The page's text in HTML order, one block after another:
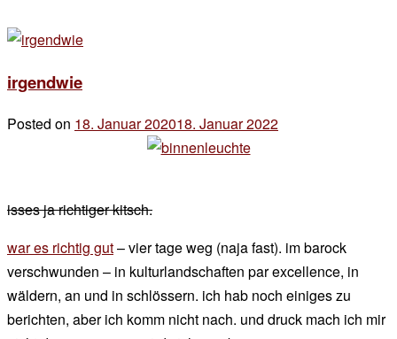
irgendwie
Posted on 18. Januar 202018. Januar 2022
isses ja richtiger kitsch.
war es richtig gut– vier tage weg (naja fast). im barock
verschwunden – in kulturlandschaften par excellence, in
wäldern, an und in schlössern. ich hab noch einiges zu
berichten, aber ich komm nicht nach. und druck mach ich mir